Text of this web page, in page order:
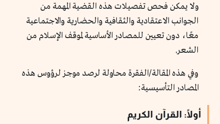
ولا يمكن فحص تفصيلات هذه القضية المهمة من
الجوانب الاعتقادية والثقافية والحضارية والاجتماعية
معًا، دون تعيين للمصادر الأساسية لموقف الإسلام من
الشعر.
وفي هذه المقالة/الفقرة محاولة لرصد موجز لرؤوس هذه
المصادر التأسيسية:
أولًا: القرآن الكريم